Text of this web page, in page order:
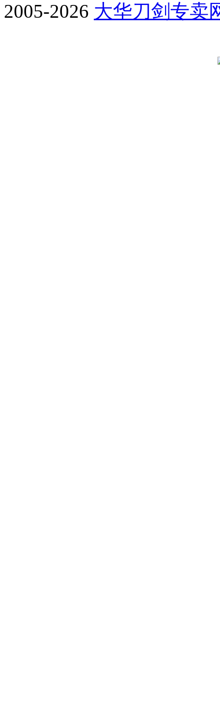
2005-2026 大华刀剑专卖